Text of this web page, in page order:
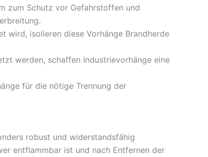
zum Schutz vor Gefahrstoffen und
wird, isolieren diese Vorhänge Brandherde
werden, schaffen Industrievorhänge eine
für die nötige Trennung der
robust und widerstandsfähig
entflammbar ist und nach Entfernen der